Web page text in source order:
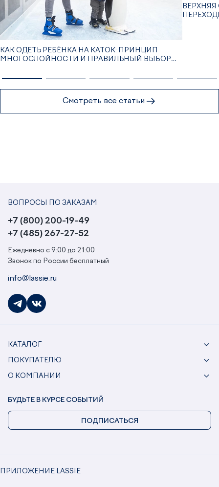
КАК ОДЕТЬ РЕБЁНКА НА КАТОК: ПРИНЦИП
МНОГОСЛОЙНОСТИ И ПРАВИЛЬНЫЙ ВЫБОР
Смотреть все статьи
ВОПРОСЫ ПО ЗАКАЗАМ
+7 (800) 200-19-49
+7 (485) 267-27-52
Ежедневно с 9:00 до 21:00
Звонок по России бесплатный
info@lassie.ru
КАТАЛОГ
ПОКУПАТЕЛЮ
О КОМПАНИИ
ПРИЛОЖЕНИЕ LASSIE
БУДЬТЕ В КУРСЕ СОБЫТИЙ
ПОДПИСАТЬСЯ